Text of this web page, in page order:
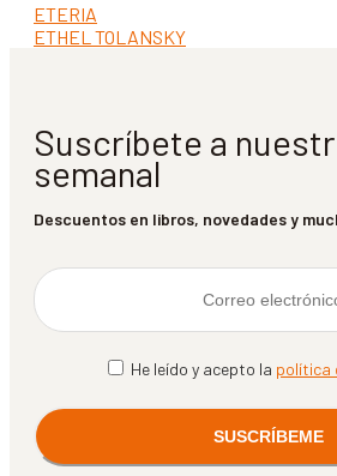
Navegación
de
Anterior:
ETERIA
Siguiente:
ETHEL TOLANSKY
Suscríbete a
semanal
Descuentos en libros, novedades y
He leído y acepto la política